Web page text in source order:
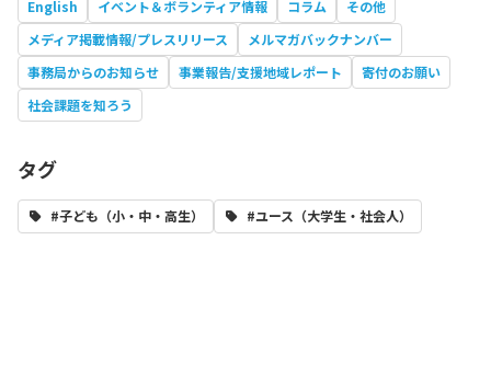
English イベント＆ボランティア情報 コラム
その他
メディア掲載情報/プレスリリース
メルマガバックナンバー
事務局からのお知らせ
事業報告/支援地域レポート
寄付のお願い
社会課題を知ろう
タグ
#子ども（小・中・高生） #ユース（大学生・社会人）